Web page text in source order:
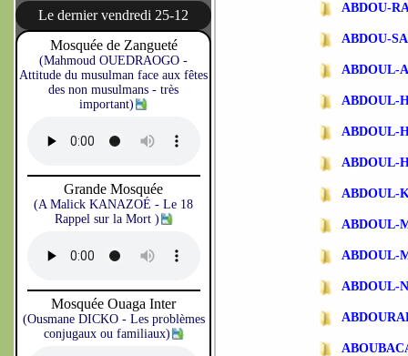
Le dernier vendredi 25-12
Mosquée de Zangueté
(Mahmoud OUEDRAOGO -
Attitude du musulman face aux fêtes
des non musulmans - très
important)
Grande Mosquée
(A Malick KANAZOÉ - Le 18
Rappel sur la Mort )
Mosquée Ouaga Inter
(Ousmane DICKO - Les problèmes
conjugaux ou familiaux)
ABDOU-
ABDOU-
ABDOUL-
ABDOUL-
ABDOUL-
ABDOUL-
ABDOUL-
ABDOUL-
ABDOUL-
ABDOUL-